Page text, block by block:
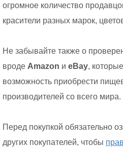
огромное количество
красители разных марок,
Не забывайте также о
вроде Amazon и eBay,
возможность приобрести
производителей со всего мира.
Перед покупкой обязательно
других покупателей, чтобы